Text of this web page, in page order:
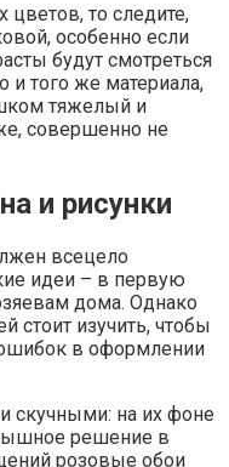
цветов, то следите,
особенно если
будут смотреться
и того же материала,
тяжелый и
совершенно не
и рисунки
всецело
идеи – в первую
дома. Однако
стоит изучить, чтобы
в оформлении
скучными: на их фоне
решение в
розовые обои